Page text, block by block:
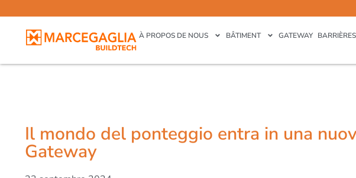
À PROPOS DE NOUS BÂTIMENT GATEWAY
Il mondo del ponteggio entra in una
Gateway